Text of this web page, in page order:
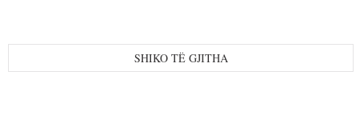
SHIKO TË GJITHA